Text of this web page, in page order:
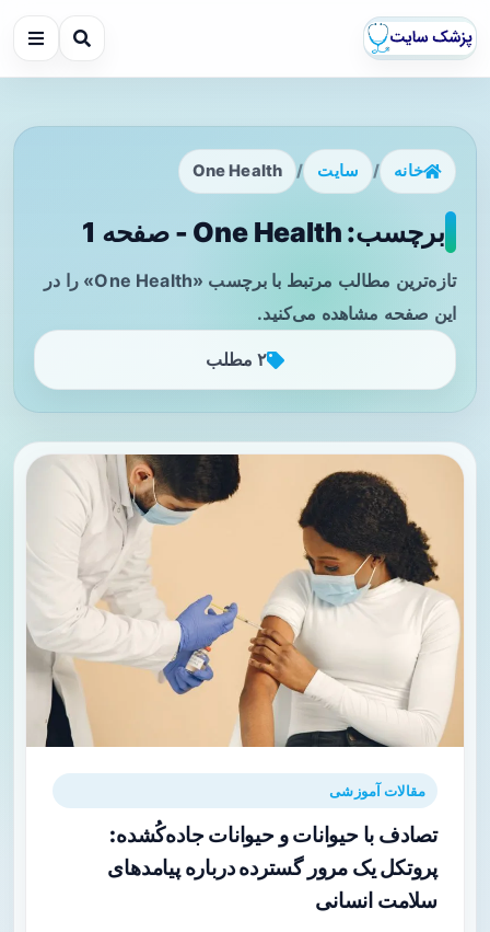
خانه / سایت /
One Health
برچسب: One Health - صفحه 1
تازه‌ترین مطالب مرتبط با برچسب «One Health» را در
این صفحه مشاهده می‌کنید.
۲ مطلب
مقالات آموزشی
تصادف با حیوانات و حیوانات جاده‌کُشده:
پروتکل یک مرور گسترده درباره پیامدهای
سلامت انسانی